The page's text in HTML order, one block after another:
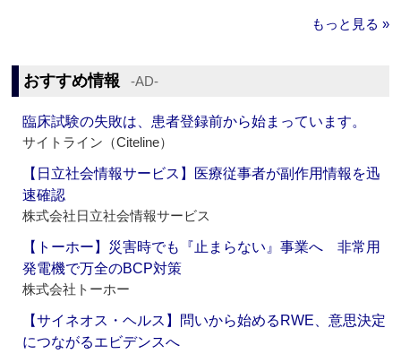
もっと見る »
おすすめ情報 ‐AD‐
臨床試験の失敗は、患者登録前から始まっています。
サイトライン（Citeline）
【日立社会情報サービス】医療従事者が副作用情報を迅
速確認
株式会社日立社会情報サービス
【トーホー】災害時でも『止まらない』事業へ 非常用
発電機で万全のBCP対策
株式会社トーホー
【サイネオス・ヘルス】問いから始めるRWE、意思決定
につながるエビデンスへ